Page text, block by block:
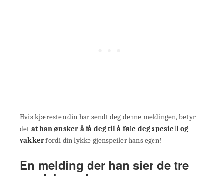
Hvis kjæresten din har sendt deg denne meldingen, betyr
det at han ønsker å få deg til å føle deg spesiell og
vakkerfordi din lykke gjenspeiler hans egen!
En melding der han sier de tre